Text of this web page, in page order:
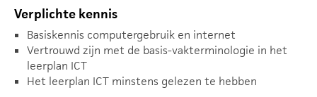
Verplichte kennis
Basiskennis computergebruik en internet
Vertrouwd zijn met de basis-vakterminologie in het
leerplan ICT
Het leerplan ICT minstens gelezen te hebben